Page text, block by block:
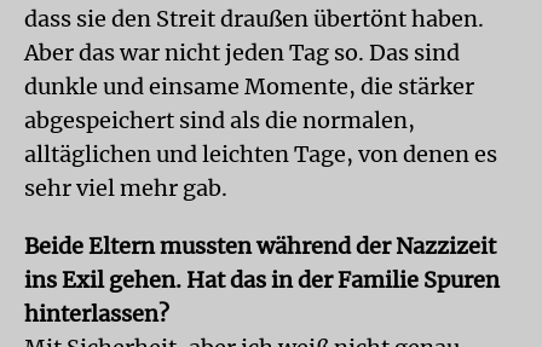
dass sie den Streit draußen übertönt haben.
Aber das war nicht jeden Tag so. Das sind
dunkle und einsame Momente, die stärker
abgespeichert sind als die normalen,
alltäglichen und leichten Tage, von denen es
sehr viel mehr gab.
Beide Eltern mussten während der Nazzizeit
ins Exil gehen. Hat das in der Familie Spuren
hinterlassen?